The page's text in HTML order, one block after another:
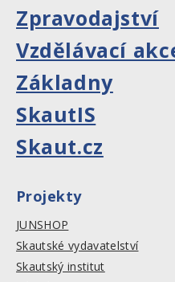
Zpravodajství
Vzdělávací
Základny
SkautIS
Skaut.cz
Projekty
JUNSHOP
Skautské vydavatelství
Skautský institut